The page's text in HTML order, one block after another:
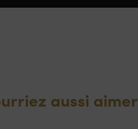
aussi aimer